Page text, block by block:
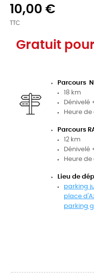
10,00 €
TTC
Gratuit
Parcours
18 km
Dénivelé
Heure de
Parcours
12 km
Dénivelé
Heure de
Lieu de
parking
place
parking